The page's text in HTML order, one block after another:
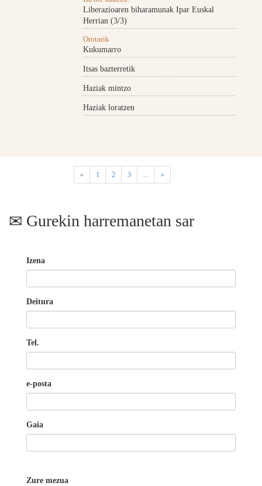
Liberazioaren biharamunak Ipar Euskal
Herrian (3/3)
Orotarik
Kukumarro
Itsas bazterretik
Haziak mintzo
Haziak loratzen
« 1 2 3 ... »
Gurekin harremanetan sar
Izena
Deitura
Tel.
e-posta
Gaia
Zure mezua